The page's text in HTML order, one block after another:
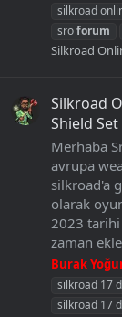
silkroad
sroforum
Silkroad
Silkroad
Shield Set
Merhaba
avrupa
silkroad'a
olarak
2023
zaman
Burak
silkroad 17
silkroad 17